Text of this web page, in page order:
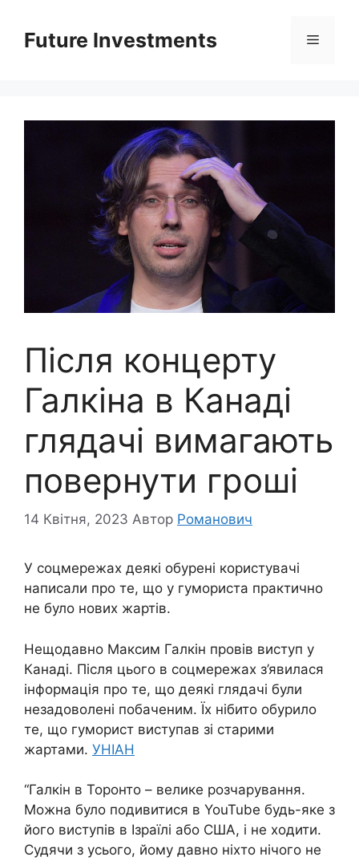
вмістуFuture Investments Меню
Після концерту
Галкіна в Канаді
глядачі вимагають
повернути гроші
14 Квітня, 2023 Автор Романович
У соцмережах деякі обурені користувачі
написали про те, що у гумориста практично
не було нових жартів.
Нещодавно Максим Галкін провів виступ у
Канаді. Після цього в соцмережах з’явилася
інформація про те, що деякі глядачі були
незадоволені побаченим. Їх нібито обурило
те, що гуморист виступав зі старими
жартами. УНІАН
“Галкін в Торонто – велике розчарування.
Можна було подивитися в YouTube будь-яке з
його виступів в Ізраїлі або США, і не ходити.
Судячи з усього, йому давно ніхто нічого не